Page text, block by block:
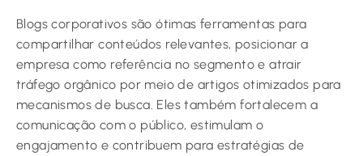
Blogs corporativos são ótimas ferramentas para
compartilhar conteúdos relevantes, posicionar a
empresa como referência no segmento e atrair
tráfego orgânico por meio de artigos otimizados para
mecanismos de busca. Eles também fortalecem a
comunicação com o público, estimulam o
engajamento e contribuem para estratégias de